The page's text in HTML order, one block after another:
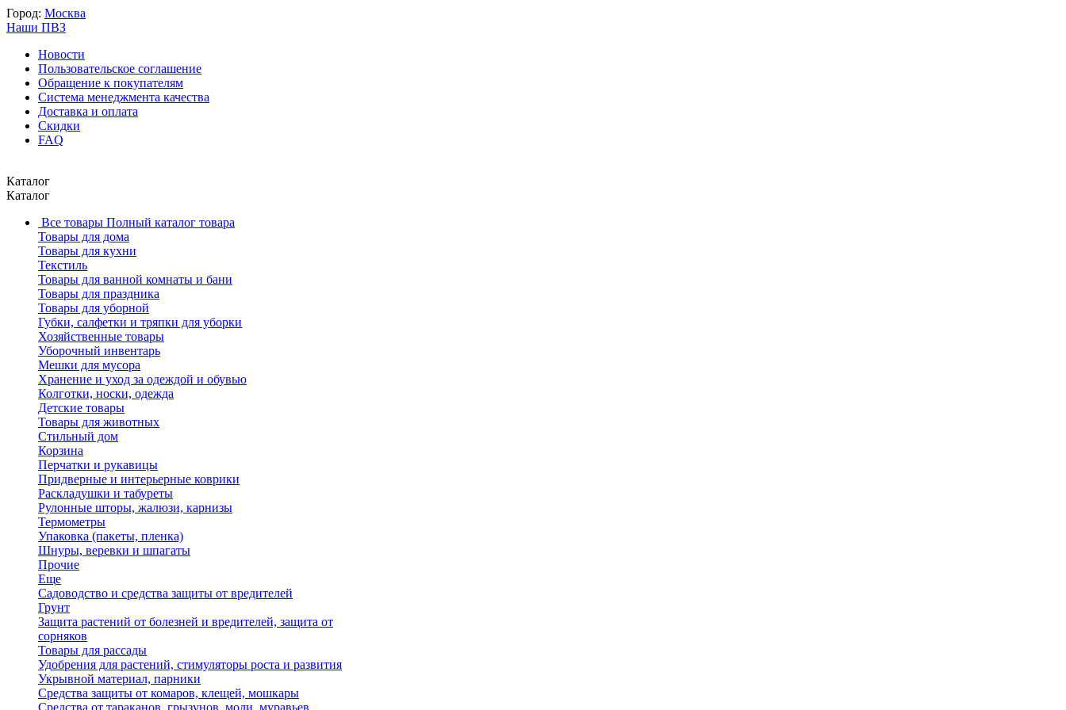
Город: Москва
Наши ПВЗ
Новости
Пользовательское соглашение
Обращение к покупателям
Система менеджмента качества
Доставка и оплата
Скидки
FAQ
Каталог
Каталог
Все товары Полный каталог товара
Товары для дома
Товары для кухни
Текстиль
Товары для ванной комнаты и бани
Товары для праздника
Товары для уборной
Губки, салфетки и тряпки для уборки
Хозяйственные товары
Уборочный инвентарь
Мешки для мусора
Хранение и уход за одеждой и обувью
Колготки, носки, одежда
Детские товары
Товары для животных
Стильный дом
Корзина
Перчатки и рукавицы
Придверные и интерьерные коврики
Раскладушки и табуреты
Рулонные шторы, жалюзи, карнизы
Термометры
Упаковка (пакеты, пленка)
Шнуры, веревки и шпагаты
Прочие
Еще
Садоводство и средства защиты от вредителей
Грунт
Защита растений от болезней и вредителей, защита от
сорняков
Товары для рассады
Удобрения для растений, стимуляторы роста и развития
Укрывной материал, парники
Средства защиты от комаров, клещей, мошкары
Средства от тараканов, грызунов, моли, муравьев